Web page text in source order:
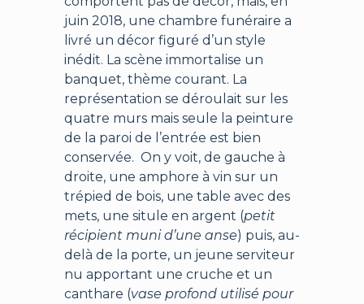
juin 2018, une chambre funéraire a
livré un décor figuré d’un style
inédit. La scène immortalise un
banquet, thème courant. La
représentation se déroulait sur les
quatre murs mais seule la peinture
de la paroi de l’entrée est bien
conservée. On y voit, de gauche à
droite, une amphore à vin sur un
trépied de bois, une table avec des
mets, une situle en argent (petit
récipient muni d’une anse) puis, au-
delà de la porte, un jeune serviteur
nu apportant une cruche et un
canthare (vase profond utilisé pour